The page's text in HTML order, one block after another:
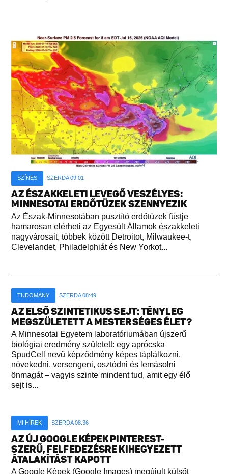
SZÍNES SZERDA 09:01
AZ ÉSZAKKELETI LEVEGŐ VESZÉLYES:
MINNESOTAI ERDŐTÜZEK SZENNYEZIK
Az Észak-Minnesotában pusztító erdőtüzek füstje
hamarosan elérheti az Egyesült Államok északkeleti
nagyvárosait, többek között Detroitot, Milwaukee-t,
Clevelandet, Philadelphiát és New Yorkot...
TUDOMÁNY SZERDA 08:49
AZ ELSŐ SZINTETIKUS SEJT: TÉNYLEG
MEGSZÜLETETT A MESTERSÉGES ÉLET?
A Minnesotai Egyetem laboratóriumában újszerű
biológiai eredmény született: egy aprócska
SpudCell nevű képződmény képes táplálkozni,
növekedni, versengeni, osztódni és lemásolni
önmagát – vagyis szinte mindent tud, amit egy élő
sejt is...
MI HÍREK SZERDA 08:36
AZ ÚJ GOOGLE KÉPEK PINTEREST-
SZERŰ, FELFEDEZÉSRE KIHEGYEZETT
ÁTALAKÍTÁST KAPOTT
A Google Képek (Google Images) megújult külsőt